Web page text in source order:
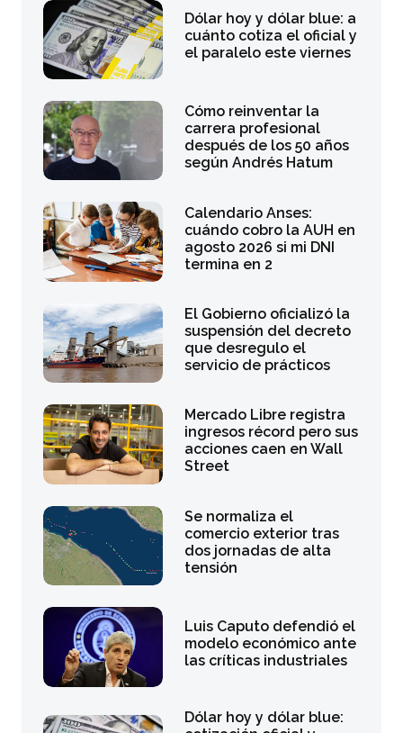
Dólar hoy y dólar blue: a
cuánto cotiza el oficial y
el paralelo este viernes
Cómo reinventar la
carrera profesional
después de los 50 años
según Andrés Hatum
Calendario Anses:
cuándo cobro la AUH en
agosto 2026 si mi DNI
termina en 2
El Gobierno oficializó la
suspensión del decreto
que desregulo el
servicio de prácticos
Mercado Libre registra
ingresos récord pero sus
acciones caen en Wall
Street
Se normaliza el
comercio exterior tras
dos jornadas de alta
tensión
Luis Caputo defendió el
modelo económico ante
las críticas industriales
Dólar hoy y dólar blue: